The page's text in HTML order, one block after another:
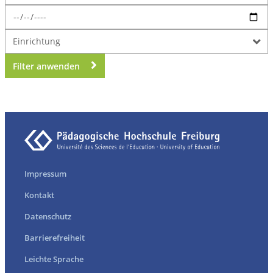
Filter anwenden
Impressum
Kontakt
Datenschutz
Barrierefreiheit
Leichte Sprache